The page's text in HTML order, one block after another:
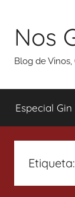
contenido
Nos
Blog de
Especial Gin
Etiqueta: